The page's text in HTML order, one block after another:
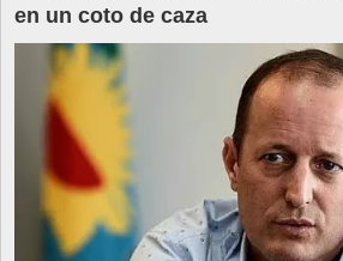
en un coto de caza